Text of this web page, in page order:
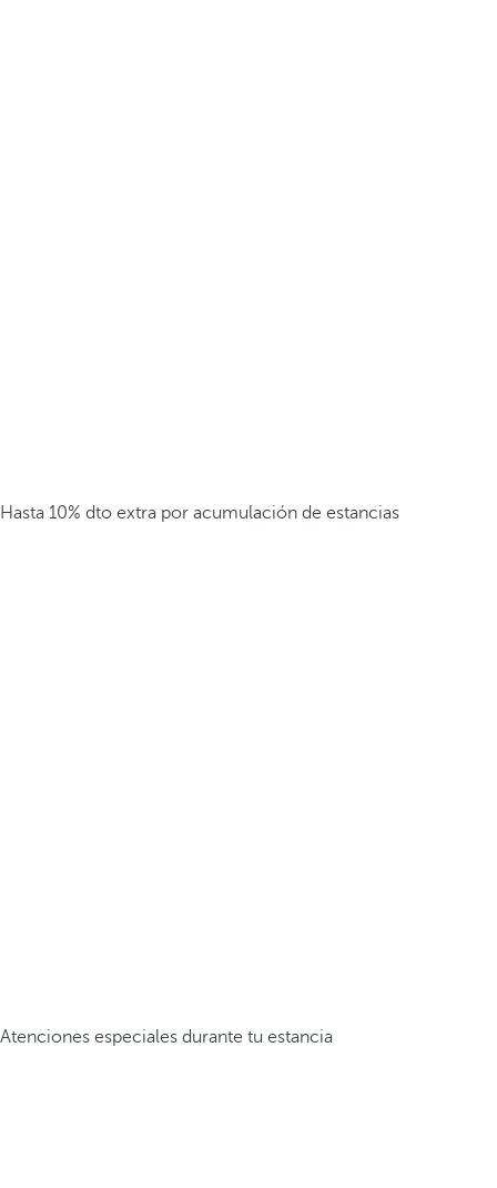
Hasta 10% dto extra por acumulación de estancias
Atenciones especiales durante tu estancia